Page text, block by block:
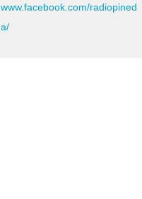
www.facebook.com/radiopined
a/